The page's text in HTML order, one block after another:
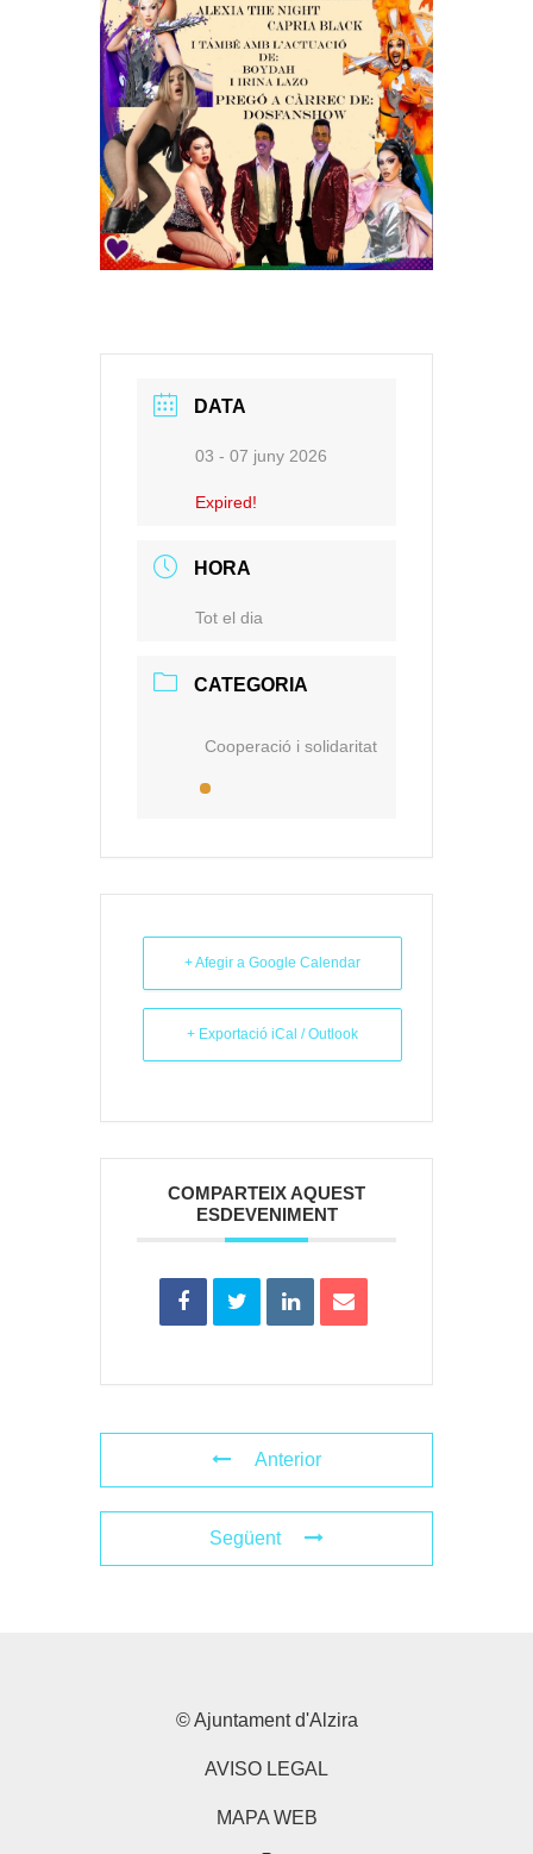
DATA
03 - 07 juny 2026
Expired!
HORA
Tot el dia
CATEGORIA
Cooperació i solidaritat
+ Afegir a Google Calendar
+ Exportació iCal / Outlook
COMPARTEIX AQUEST
ESDEVENIMENT
Anterior
Següent
© Ajuntament d'Alzira
AVISO LEGAL
MAPA WEB